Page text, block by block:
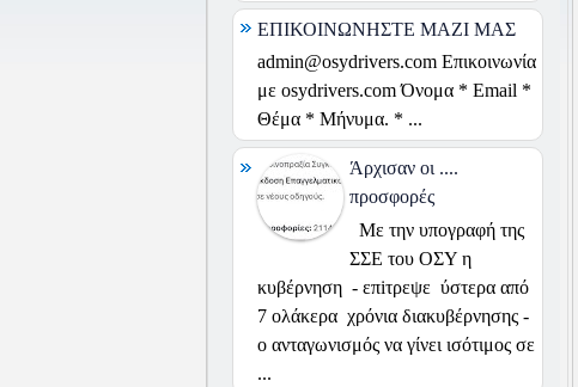
ΕΠΙΚΟΙΝΩΝΗΣΤΕ ΜΑΖΙ ΜΑΣ
admin@osydrivers.com Επικοινωνία
με osydrivers.com Όνομα * Email *
Θέμα * Μήνυμα. * ...
Άρχισαν οι ....
προσφορές
Με την υπογραφή της
ΣΣΕ του ΟΣΥ η
κυβέρνηση - επiτρεψε ύστερα από
7 ολάκερα χρόνια διακυβέρνησης -
ο ανταγωνισμός να γίνει ισότιμος σε
...